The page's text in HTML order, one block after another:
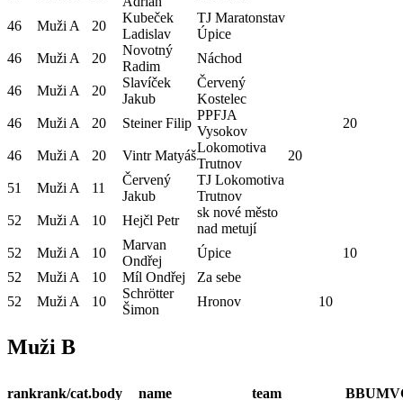
46 Muži A 20
Kubeček
Ladislav
TJ Maratonstav
Úpice
46
Muži A 20
Novotný
Radim
Náchod
46 Muži A 20
Slavíček
Jakub
Červený
Kostelec
46
Muži A 20 Steiner Filip
PPFJA
Vysokov
20
46 Muži A 20 Vintr Matyáš
Lokomotiva
Trutnov
20
51 Muži A 11
Červený
Jakub
TJ Lokomotiva
Trutnov
52
Muži A 10 Hejčl Petr
sk nové město
nad metují
52
Muži A 10
Marvan
Ondřej
Úpice
10
52
Muži A 10 Míl Ondřej
Za sebe
52
Muži A 10
Schrötter
Šimon
Hronov 10
Muži B
rankrank/cat.body name team BBUMV